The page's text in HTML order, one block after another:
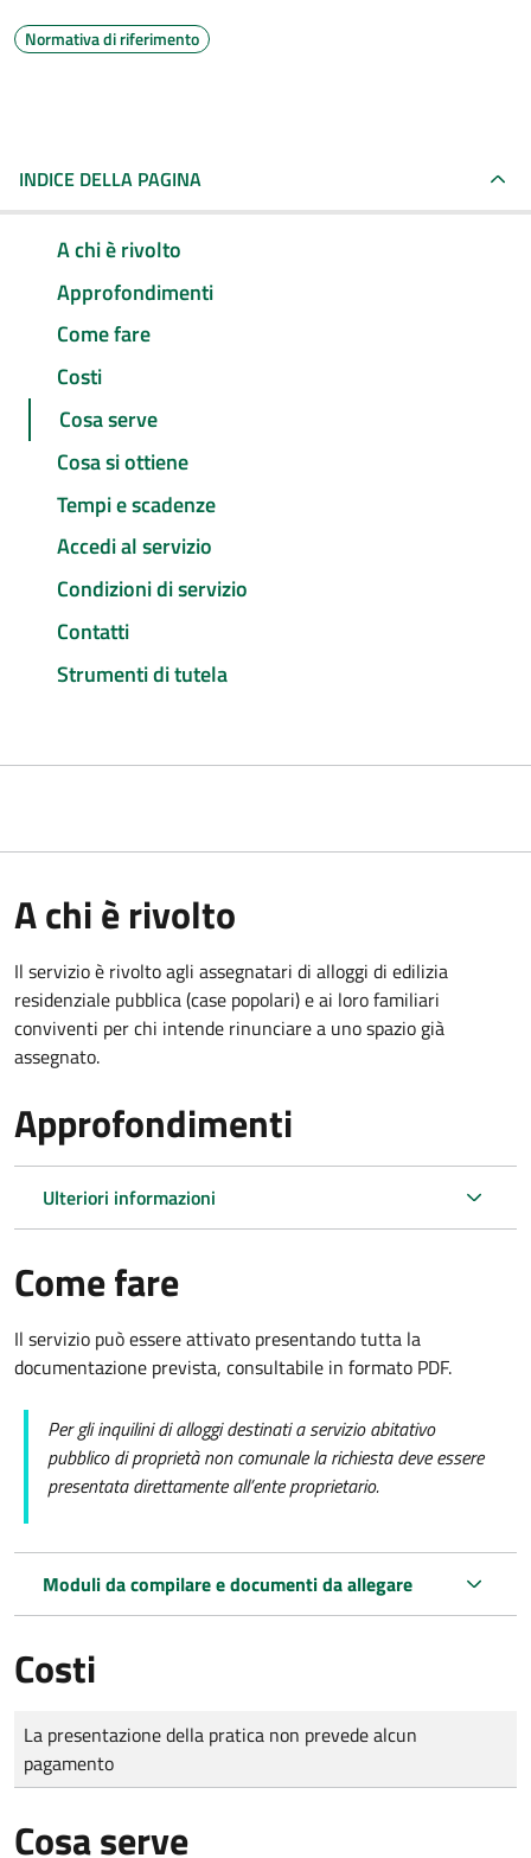
Normativa di riferimento
INDICE DELLA PAGINA
A chi è rivolto
Approfondimenti
Come fare
Costi
Cosa serve
Cosa si ottiene
Tempi e scadenze
Accedi al servizio
Condizioni di servizio
Contatti
Strumenti di tutela
A chi è rivolto
Il servizio è rivolto agli assegnatari di alloggi di edilizia
residenziale pubblica (case popolari) e ai loro familiari
conviventi per chi intende rinunciare a uno spazio già
assegnato.
Approfondimenti
Ulteriori informazioni
Come fare
Il servizio può essere attivato presentando tutta la
documentazione prevista, consultabile in formato PDF.
Per gli inquilini di alloggi destinati a servizio abitativo
pubblico di proprietà non comunale la richiesta deve essere
presentata direttamente all’ente proprietario.
Moduli da compilare e documenti da allegare
Costi
Tipo di pagamento
Importo
La presentazione della pratica non prevede alcun
pagamento
Cosa serve